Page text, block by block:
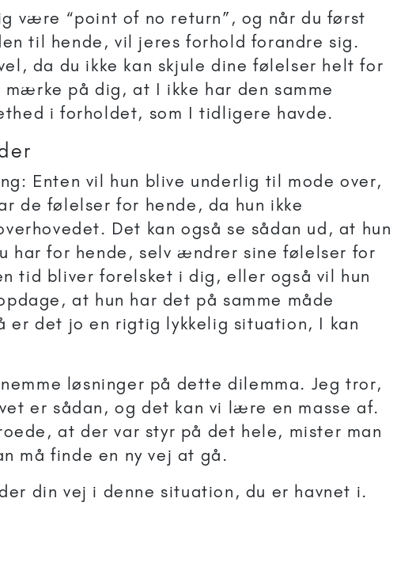
være “point of no return”, og når du først
til hende, vil jeres forhold forandre sig.
da du ikke kan skjule dine følelser helt for
mærke på dig, at I ikke har den samme
i forholdet, som I tidligere havde.
Enten vil hun blive underlig til mode over,
de følelser for hende, da hun ikke
Det kan også se sådan ud, at hun
har for hende, selv ændrer sine følelser for
tid bliver forelsket i dig, eller også vil hun
at hun har det på samme måde
er det jo en rigtig lykkelig situation, I kan
løsninger på dette dilemma. Jeg tror,
er sådan, og det kan vi lære en masse af.
at der var styr på det hele, mister man
må finde en ny vej at gå.
din vej i denne situation, du er havnet i.